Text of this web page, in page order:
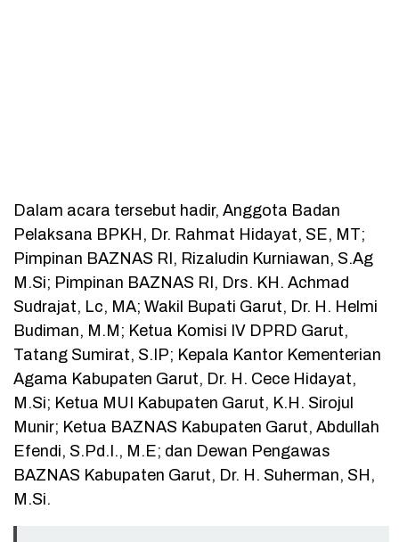
Dalam acara tersebut hadir, Anggota Badan
Pelaksana BPKH, Dr. Rahmat Hidayat, SE, MT;
Pimpinan BAZNAS RI, Rizaludin Kurniawan, S.Ag
M.Si; Pimpinan BAZNAS RI, Drs. KH. Achmad
Sudrajat, Lc, MA; Wakil Bupati Garut, Dr. H. Helmi
Budiman, M.M; Ketua Komisi IV DPRD Garut,
Tatang Sumirat, S.IP; Kepala Kantor Kementerian
Agama Kabupaten Garut, Dr. H. Cece Hidayat,
M.Si; Ketua MUI Kabupaten Garut, K.H. Sirojul
Munir; Ketua BAZNAS Kabupaten Garut, Abdullah
Efendi, S.Pd.I., M.E; dan Dewan Pengawas
BAZNAS Kabupaten Garut, Dr. H. Suherman, SH,
M.Si.